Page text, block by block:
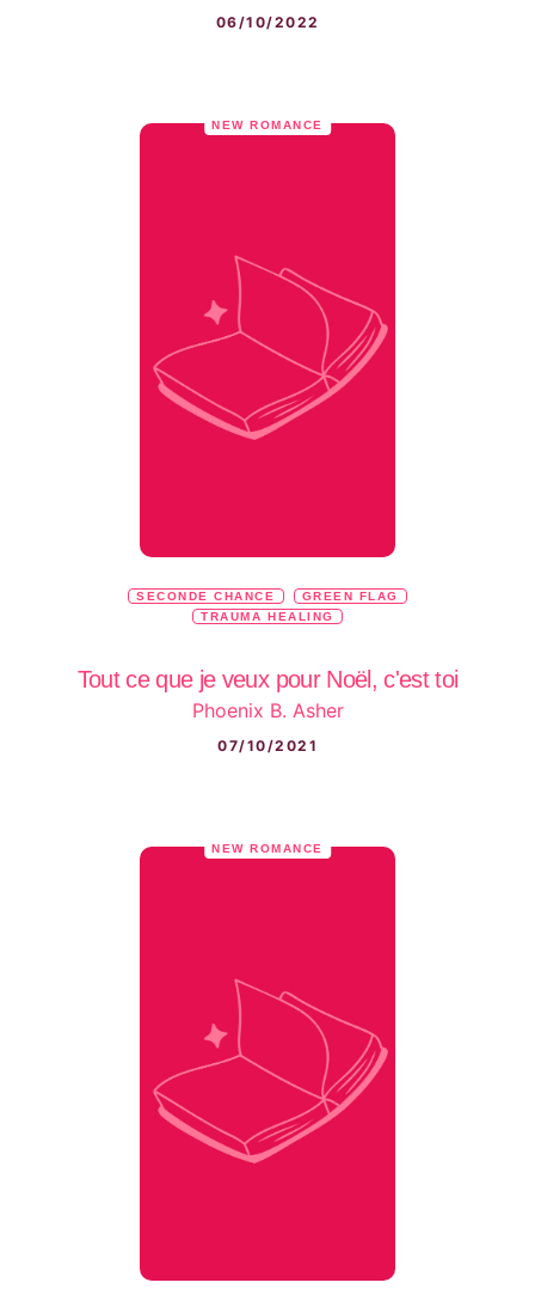
06/10/2022
NEW ROMANCE
SECONDE CHANCE
GREEN FLAG
TRAUMA HEALING
Tout ce que je veux pour Noël, c'est toi
Phoenix B. Asher
07/10/2021
NEW ROMANCE